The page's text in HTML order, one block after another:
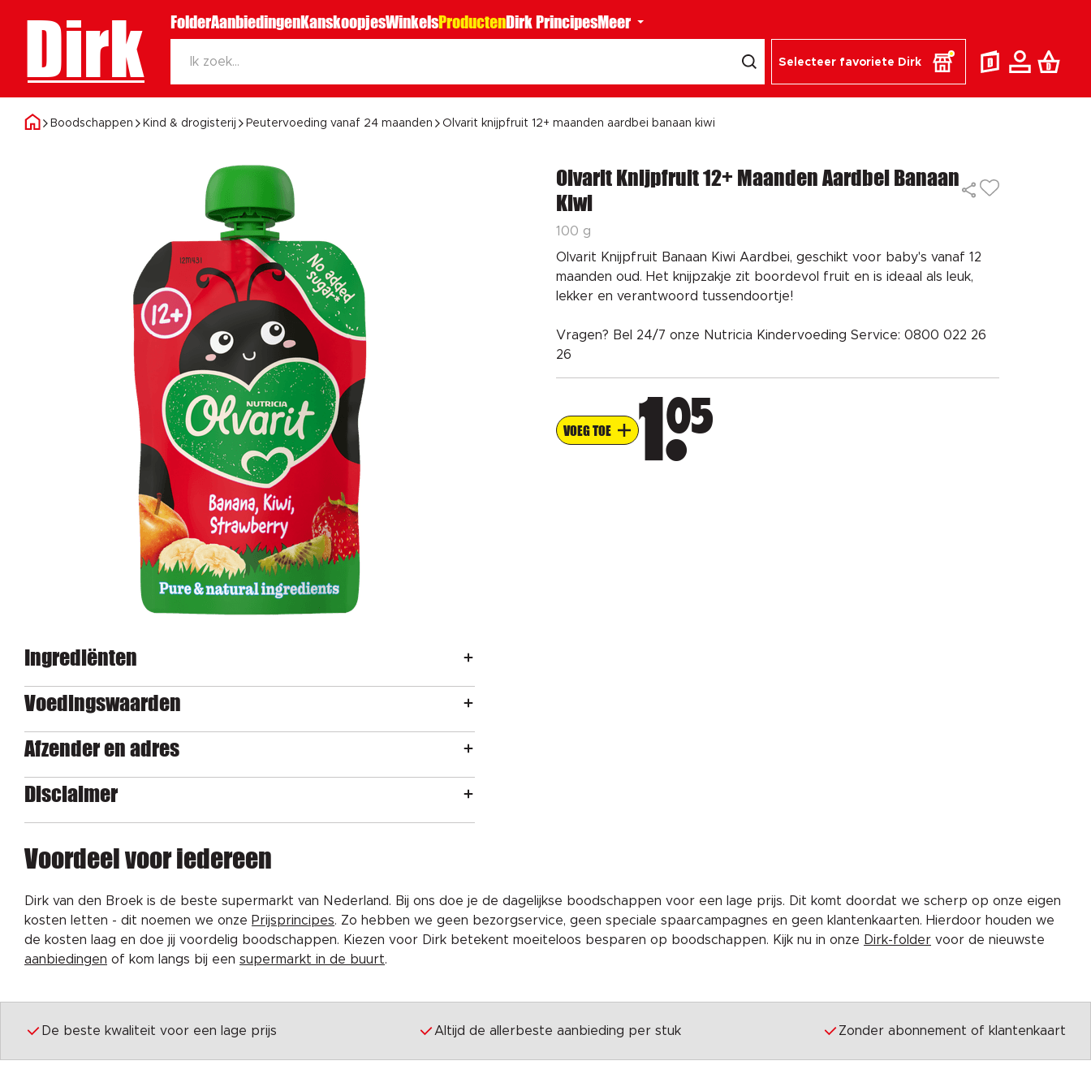
Dirk FolderAanbiedingenKanskoopjesWinkelsProductenDirk PrincipesMeer
Selecteer favoriete Dirk
Boodschappen Kind & drogisterij Peutervoeding vanaf 24 maanden Olvarit knijpfruit 12+ maanden aardbei banaan kiwi
Olvarit Knijpfruit 12+ Maanden Aardbei Banaan
Kiwi
100 g
Olvarit Knijpfruit Banaan Kiwi Aardbei, geschikt voor baby's vanaf 12
maanden oud. Het knijpzakje zit boordevol fruit en is ideaal als leuk,
lekker en verantwoord tussendoortje!
Vragen? Bel 24/7 onze Nutricia Kindervoeding Service: 0800 022 26
26
VOEG TOE 1 05
Ingrediënten
Voedingswaarden
Afzender en adres
Disclaimer
Voordeel voor iedereen
Dirk van den Broek is de beste supermarkt van Nederland. Bij ons doe je de dagelijkse boodschappen voor een lage prijs. Dit komt doordat we scherp op onze eigen
kosten letten - dit noemen we onze Prijsprincipes. Zo hebben we geen bezorgservice, geen speciale spaarcampagnes en geen klantenkaarten. Hierdoor houden we
de kosten laag en doe jij voordelig boodschappen. Kiezen voor Dirk betekent moeiteloos besparen op boodschappen. Kijk nu in onze Dirk-folder voor de nieuwste
aanbiedingen of kom langs bij een supermarkt in de buurt.
De beste kwaliteit voor een lage prijs Altijd de allerbeste aanbieding per stuk Zonder abonnement of klantenkaart